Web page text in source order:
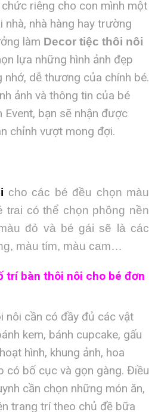
riêng cho con mình một
nhà, nhà hàng hay trường
làm Decor tiệc thôi nôi
lựa những hình ảnh đẹp
nhớ, dễ thương của chính bé.
ảnh và thông tin của bé
Event, bạn sẽ nhận được
chỉnh vượt mong đợi.
cho các bé đều chọn màu
trai có thể chọn phông nền
đỏ và bé gái sẽ là các
màu tím, màu cam…
trí bàn thôi nôi cho bé đơn
nôi cần có đầy đủ các vật
kem, bánh cupcake, gấu
hình, khung ảnh, hoa
bố cục và gọn gàng. Điều
cần chọn những món ăn,
trang trí theo chủ đề bữa